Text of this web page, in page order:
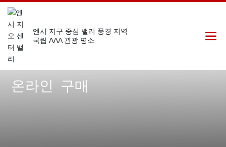
엔시 지구 중심 밸리 풍경 지역
국립 AAA 관광 명소
온라인 구매